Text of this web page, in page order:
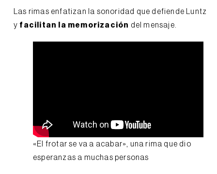
Las rimas enfatizan la sonoridad que defiende Luntz
y facilitan la memorización del mensaje.
«El frotar se va a acabar», una rima que dio
esperanzas a muchas personas